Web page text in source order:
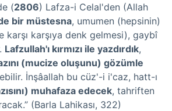
(2806) Lafza-i Celal'den (Allah
bir müstesna, umumen (hepsinin)
karşıya denk gelmesi), gaybî
Lafzullah'ı kırmızı ile yazdırdık,
(mucize oluşunu) gözümle
İnşâallah bu cüz'-i i'caz, hatt-ı
muhafaza edecek, tahriften
(Barla Lahikası, 322)